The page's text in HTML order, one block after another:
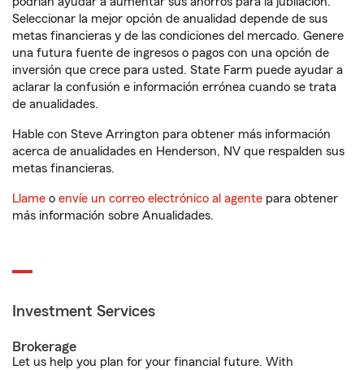
Seleccionar la mejor opción de anualidad depende de sus
metas financieras y de las condiciones del mercado. Genere
una futura fuente de ingresos o pagos con una opción de
inversión que crece para usted. State Farm puede ayudar a
aclarar la confusión e información errónea cuando se trata
de anualidades.
Hable con Steve Arrington para obtener más información
acerca de anualidades en Henderson, NV que respalden sus
metas financieras.
Llame o envíe un correo electrónico al agente para obtener
más información sobre Anualidades.
Investment Services
Brokerage
Let us help you plan for your financial future. With